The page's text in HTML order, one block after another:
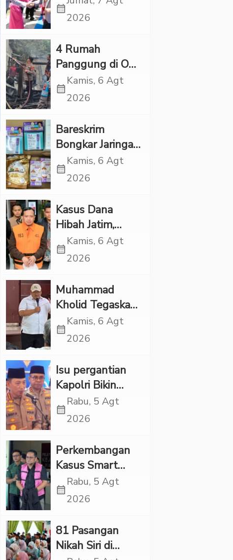
Tanggapan
calendar_month
2026
‎4 Rumah
Panggung di OKI
Ludes Terbakar,
Kerugian Capai
calendar_month
Kamis, 6 Agt
2026
Bareskrim
Bongkar Jaringan
Etomidate dari
Thailand, 4
calendar_month
Kamis, 6 Agt
2026
Kasus Dana
Hibah Jatim,
Siliwangi: Partai
Punya Tanggung
calendar_month
Kamis, 6 Agt
2026
Muhammad
Kholid Tegaskan
Propaganda
LGBT Harus
Minta Negara
Melindungi
Korban
calendar_month
Kamis, 6 Agt
2026
Isu pergantian
Kapolri Bikin
Panas, JMP Puji
Respons Jenderal
“Adem”
calendar_month
Rabu, 5 Agt
2026
Perkembangan
Kasus Smart
Village, Jaksa
Kembali Periksa
calendar_month
Rabu, 5 Agt
2026
81 Pasangan
Nikah Siri di